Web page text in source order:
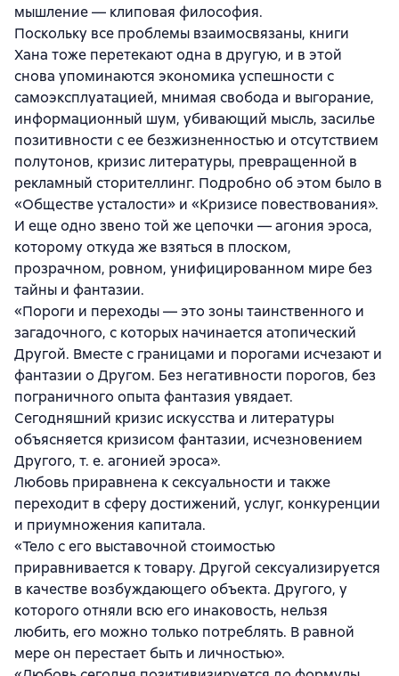
мышление — клиповая философия.
Поскольку все проблемы взаимосвязаны, книги
Хана тоже перетекают одна в другую, и в этой
снова упоминаются экономика успешности с
самоэксплуатацией, мнимая свобода и выгорание,
информационный шум, убивающий мысль, засилье
позитивности с ее безжизненностью и отсутствием
полутонов, кризис литературы, превращенной в
рекламный сторителлинг. Подробно об этом было в
«Обществе усталости» и «Кризисе повествования».
И еще одно звено той же цепочки — агония эроса,
которому откуда же взяться в плоском,
прозрачном, ровном, унифицированном мире без
тайны и фантазии.
«Пороги и переходы — это зоны таинственного и
загадочного, с которых начинается атопический
Другой. Вместе с границами и порогами исчезают и
фантазии о Другом. Без негативности порогов, без
пограничного опыта фантазия увядает.
Сегодняшний кризис искусства и литературы
объясняется кризисом фантазии, исчезновением
Другого, т. е. агонией эроса».
Любовь приравнена к сексуальности и также
переходит в сферу достижений, услуг, конкуренции
и приумножения капитала.
«Тело с его выставочной стоимостью
приравнивается к товару. Другой сексуализируется
в качестве возбуждающего объекта. Другого, у
которого отняли всю его инаковость, нельзя
любить, его можно только потреблять. В равной
мере он перестает быть и личностью».